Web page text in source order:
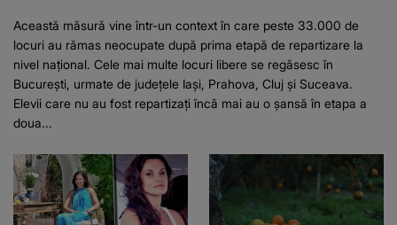
Această măsură vine într-un context în care peste 33.000 de
locuri au rămas neocupate după prima etapă de repartizare la
nivel național. Cele mai multe locuri libere se regăsesc în
București, urmate de județele Iași, Prahova, Cluj și Suceava.
Elevii care nu au fost repartizați încă mai au o șansă în etapa a
doua...